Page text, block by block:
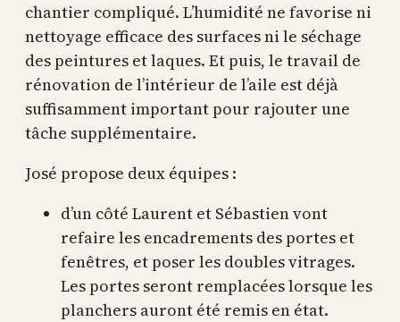
chantier compliqué. L’humidité ne favorise ni
nettoyage efficace des surfaces ni le séchage
des peintures et laques. Et puis, le travail de
rénovation de l’intérieur de l’aile est déjà
suffisamment important pour rajouter une
tâche supplémentaire.
José propose deux équipes :
d’un côté Laurent et Sébastien vont
refaire les encadrements des portes et
fenêtres, et poser les doubles vitrages.
Les portes seront remplacées lorsque les
planchers auront été remis en état.